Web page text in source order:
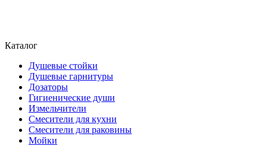
Каталог
Душевые стойки
Душевые гарнитуры
Дозаторы
Гигиенические души
Измельчители
Смесители для кухни
Смесители для раковины
Мойки